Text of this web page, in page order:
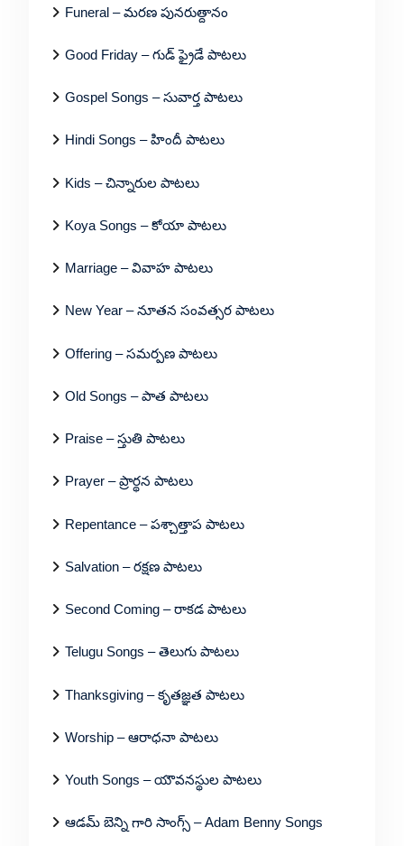
Funeral – మరణ పునరుత్దానం
Good Friday – గుడ్ ఫ్రైడే పాటలు
Gospel Songs – సువార్త పాటలు
Hindi Songs – హిందీ పాటలు
Kids – చిన్నారుల పాటలు
Koya Songs – కోయా పాటలు
Marriage – వివాహ పాటలు
New Year – నూతన సంవత్సర పాటలు
Offering – సమర్పణ పాటలు
Old Songs – పాత పాటలు
Praise – స్తుతి పాటలు
Prayer – ప్రార్థన పాటలు
Repentance – పశ్చాత్తాప పాటలు
Salvation – రక్షణ పాటలు
Second Coming – రాకడ పాటలు
Telugu Songs – తెలుగు పాటలు
Thanksgiving – కృతజ్ఞత పాటలు
Worship – ఆరాధనా పాటలు
Youth Songs – యౌవనస్థుల పాటలు
ఆడమ్ బెన్ని గారి సాంగ్స్ – Adam Benny Songs